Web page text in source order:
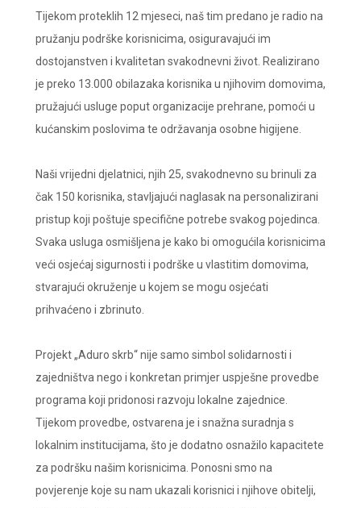
Tijekom proteklih 12 mjeseci, naš tim predano je radio na
pružanju podrške korisnicima, osiguravajući im
dostojanstven i kvalitetan svakodnevni život. Realizirano
je preko 13.000 obilazaka korisnika u njihovim domovima,
pružajući usluge poput organizacije prehrane, pomoći u
kućanskim poslovima te održavanja osobne higijene.
Naši vrijedni djelatnici, njih 25, svakodnevno su brinuli za
čak 150 korisnika, stavljajući naglasak na personalizirani
pristup koji poštuje specifične potrebe svakog pojedinca.
Svaka usluga osmišljena je kako bi omogućila korisnicima
veći osjećaj sigurnosti i podrške u vlastitim domovima,
stvarajući okruženje u kojem se mogu osjećati
prihvaćeno i zbrinuto.
Projekt „Aduro skrb“ nije samo simbol solidarnosti i
zajedništva nego i konkretan primjer uspješne provedbe
programa koji pridonosi razvoju lokalne zajednice.
Tijekom provedbe, ostvarena je i snažna suradnja s
lokalnim institucijama, što je dodatno osnažilo kapacitete
za podršku našim korisnicima. Ponosni smo na
povjerenje koje su nam ukazali korisnici i njihove obitelji,